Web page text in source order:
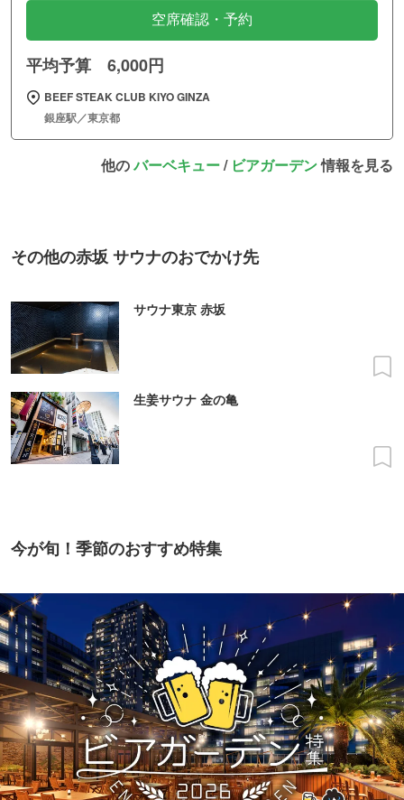
空席確認・予約
平均予算 6,000円
BEEF STEAK CLUB KIYO GINZA
銀座駅／東京都
他のバーベキュー/ ビアガーデン情報を見る
その他の赤坂 サウナのおでかけ先
サウナ東京 赤坂
生姜サウナ 金の亀
今が旬！季節のおすすめ特集